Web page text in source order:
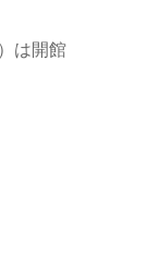
は開館